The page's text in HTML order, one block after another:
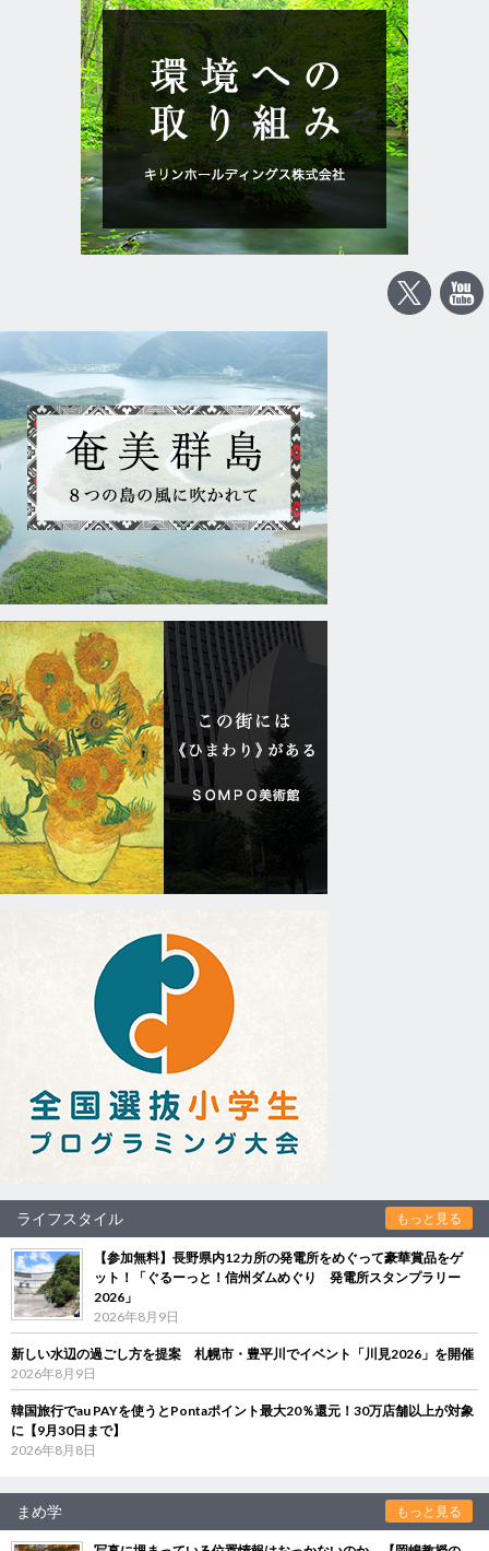
ライフスタイル もっと見る
【参加無料】長野県内12カ所の発電所をめぐって豪華賞品をゲ
ット！「ぐるーっと！信州ダムめぐり 発電所スタンプラリー
2026」
2026年8月9日
新しい水辺の過ごし方を提案 札幌市・豊平川でイベント「川見2026」を開催
2026年8月9日
韓国旅行でau PAYを使うとPontaポイント最大20％還元！30万店舗以上が対象
に【9月30日まで】
2026年8月8日
まめ学 もっと見る